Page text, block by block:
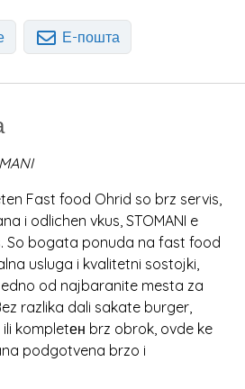
Е-пошта
Fast food Ohrid so brz servis,
i odlichen vkus, STOMANI e
So bogata ponuda na fast food
usluga i kvalitetni sostojki,
od najbaranite mesta za
razlika dali sakate burger,
kompletен brz obrok, ovde ke
podgotvena brzo i